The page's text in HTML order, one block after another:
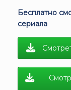
Бесплатно
сериала